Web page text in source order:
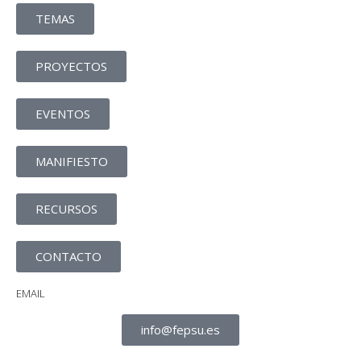
TEMAS
PROYECTOS
EVENTOS
MANIFIESTO
RECURSOS
CONTACTO
EMAIL
info@fepsu.es